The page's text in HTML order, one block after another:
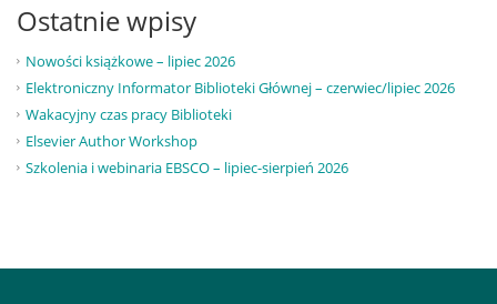
Ostatnie wpisy
Nowości książkowe – lipiec 2026
Elektroniczny Informator Biblioteki Głównej – czerwiec/lipiec 2026
Wakacyjny czas pracy Biblioteki
Elsevier Author Workshop
Szkolenia i webinaria EBSCO – lipiec-sierpień 2026